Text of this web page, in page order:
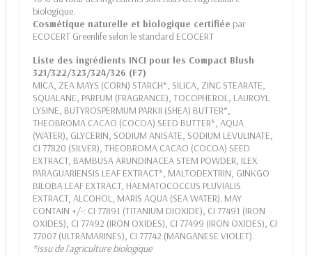
biologique.
Cosmétique naturelle et biologique certifiée par
ECOCERT Greenlife selon le standard ECOCERT
Liste des ingrédients INCI pour les Compact Blush
321/322/323/324/326 (F7)
MICA, ZEA MAYS (CORN) STARCH*, SILICA, ZINC STEARATE,
SQUALANE, PARFUM (FRAGRANCE), TOCOPHEROL, LAUROYL
LYSINE, BUTYROSPERMUM PARKII (SHEA) BUTTER*,
THEOBROMA CACAO (COCOA) SEED BUTTER*, AQUA
(WATER), GLYCERIN, SODIUM ANISATE, SODIUM LEVULINATE,
CI 77820 (SILVER), THEOBROMA CACAO (COCOA) SEED
EXTRACT, BAMBUSA ARUNDINACEA STEM POWDER, ILEX
PARAGUARIENSIS LEAF EXTRACT*, MALTODEXTRIN, GINKGO
BILOBA LEAF EXTRACT, HAEMATOCOCCUS PLUVIALIS
EXTRACT, ALCOHOL, MARIS AQUA (SEA WATER). MAY
CONTAIN +/-: CI 77891 (TITANIUM DIOXIDE), CI 77491 (IRON
OXIDES), CI 77492 (IRON OXIDES), CI 77499 (IRON OXIDES), CI
77007 (ULTRAMARINES), CI 77742 (MANGANESE VIOLET).
*issu de l’agriculture biologique